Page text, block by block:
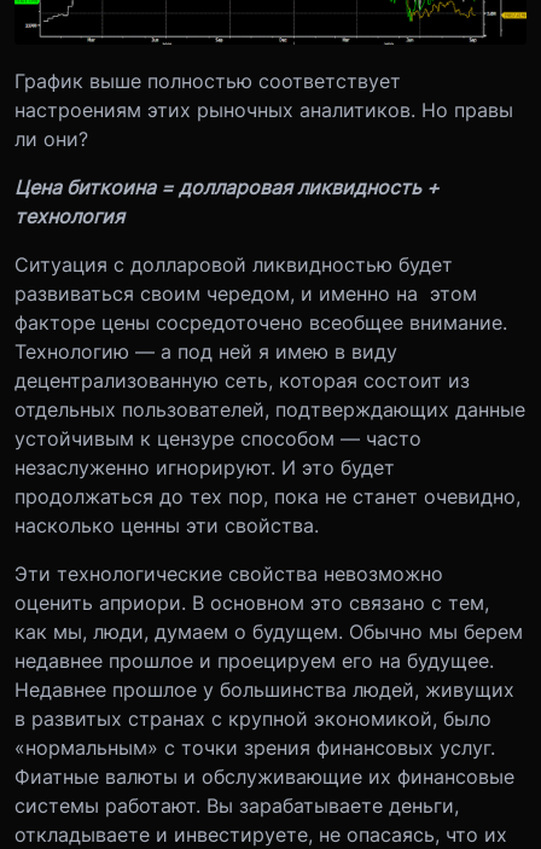
График выше полностью соответствует
настроениям этих рыночных аналитиков. Но правы
ли они?
Цена биткоина = долларовая ликвидность +
технология
Ситуация с долларовой ликвидностью будет
развиваться своим чередом, и именно на этом
факторе цены сосредоточено всеобщее внимание.
Технологию — а под ней я имею в виду
децентрализованную сеть, которая состоит из
отдельных пользователей, подтверждающих данные
устойчивым к цензуре способом — часто
незаслуженно игнорируют. И это будет
продолжаться до тех пор, пока не станет очевидно,
насколько ценны эти свойства.
Эти технологические свойства невозможно
оценить априори. В основном это связано с тем,
как мы, люди, думаем о будущем. Обычно мы берем
недавнее прошлое и проецируем его на будущее.
Недавнее прошлое у большинства людей, живущих
в развитых странах с крупной экономикой, было
«нормальным» с точки зрения финансовых услуг.
Фиатные валюты и обслуживающие их финансовые
системы работают. Вы зарабатываете деньги,
откладываете и инвестируете, не опасаясь, что их